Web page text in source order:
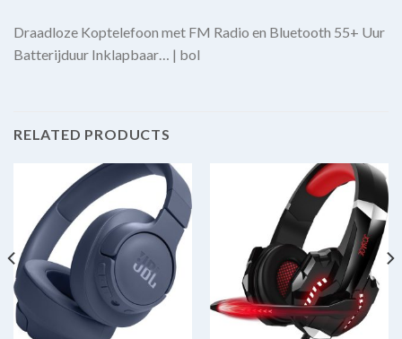
Draadloze Koptelefoon met FM Radio en Bluetooth 55+ Uur
Batterijduur Inklapbaar… | bol
RELATED PRODUCTS